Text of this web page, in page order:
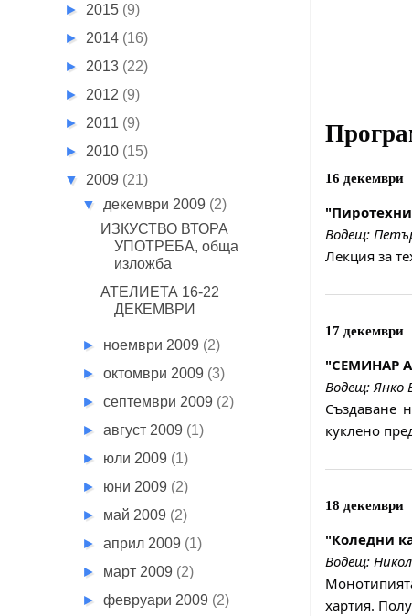
16 декември
Водещ:
Лекция за
17 декември
"СЕМИНАР
Водещ: Янко
Създаване
куклено
18 декември
"Коледни
Водещ:
хартия.
► 2015 (9)
► 2014 (16)
► 2013 (22)
► 2012 (9)
► 2011 (9)
► 2010 (15)
▼ 2009 (21)
▼ декември 2009 (2)
ИЗКУСТВО ВТОРА
УПОТРЕБА, обща
изложба
АТЕЛИЕТА 16-22
ДЕКЕМВРИ
► ноември 2009 (2)
►октомври 2009 (3)
►септември 2009 (2)
►август 2009 (1)
► юли 2009 (1)
► юни 2009 (2)
► май 2009 (2)
►април 2009 (1)
► март 2009 (2)
►февруари 2009 (2)